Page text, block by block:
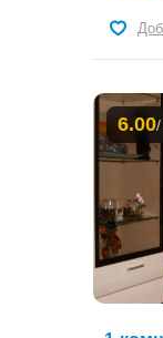
6.00